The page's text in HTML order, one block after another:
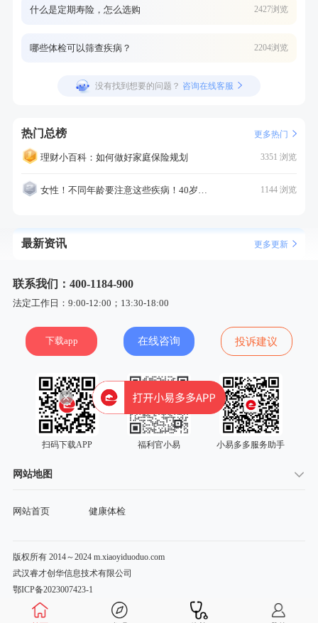
什么是定期寿险，怎么选购 2427浏览
哪些体检可以筛查疾病？ 2204浏览
没有找到想要的问题？ 咨询在线客服
热门总榜 更多热门
理财小百科：如何做好家庭保险规划 3351 浏览
女性！不同年龄要注意这些疾病！40岁的这个疾病最需要注意！ 1144 浏览
最新资讯 更多更新
联系我们：400-1184-900
法定工作日：9:00-12:00；13:30-18:00
下载app 在线咨询 投诉建议
扫码下载APP 福利官小易 小易多多服务助手
网站地图
网站首页 健康体检
版权所有 2014～2024 m.xiaoyiduoduo.com
武汉睿才创华信息技术有限公司
鄂ICP备2023007423-1